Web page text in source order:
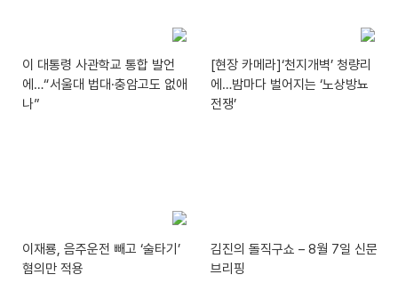
이 대통령 사관학교 통합 발언
에…“서울대 법대·충암고도 없애
나”
[현장 카메라]‘천지개벽’ 청량리
에…밤마다 벌어지는 ‘노상방뇨
전쟁’
이재룡, 음주운전 빼고 ‘술타기’
혐의만 적용
김진의 돌직구쇼 – 8월 7일 신문
브리핑